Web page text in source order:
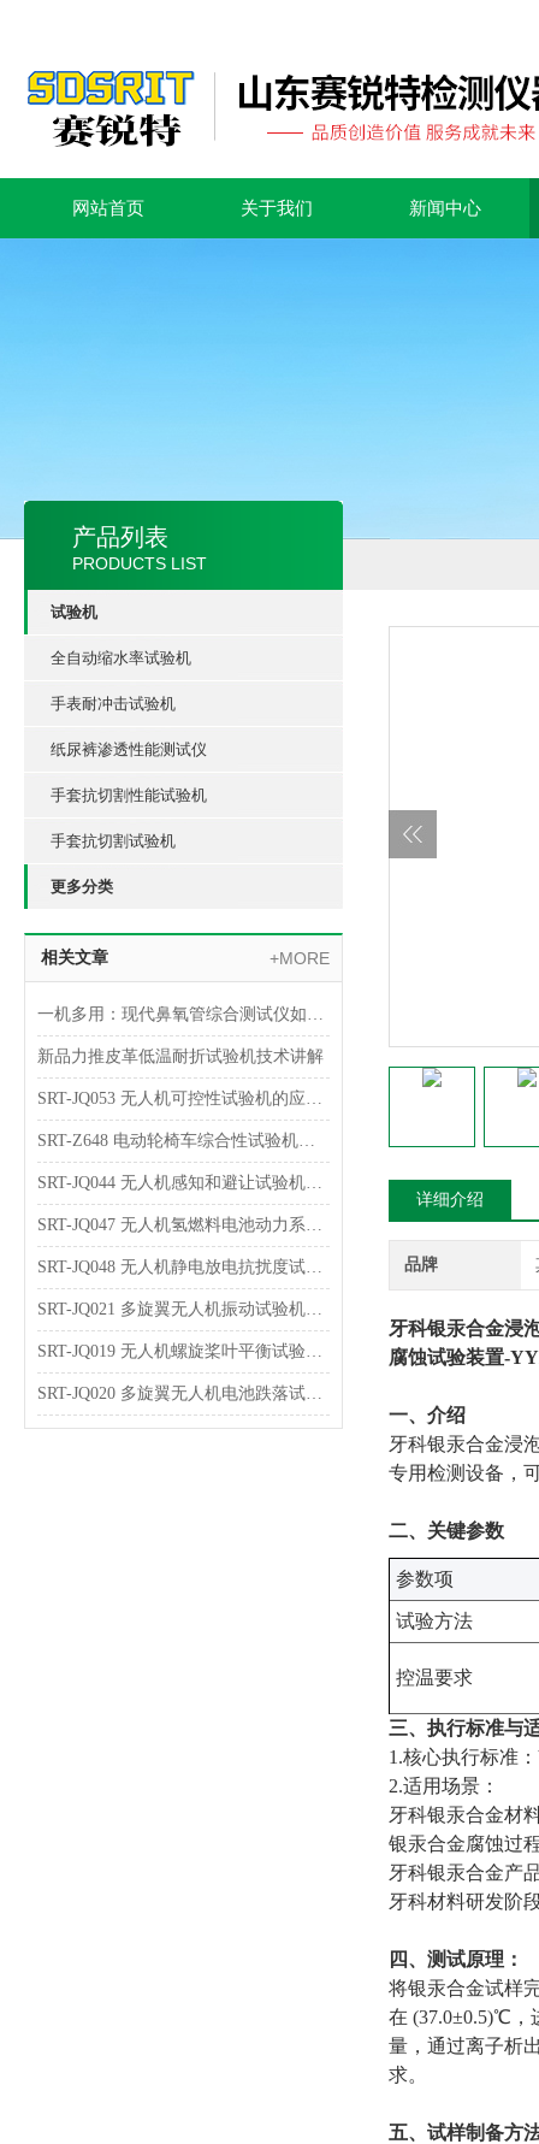
网站首页 关于我们 新闻中心
产品列表
PRODUCTS LIST
试验机
全自动缩水率试验机
手表耐冲击试验机
纸尿裤渗透性能测试仪
手套抗切割性能试验机
手套抗切割试验机
更多分类
相关文章 +MORE
一机多用：现代鼻氧管综合测试仪如何实现多参数一体化检测
新品力推皮革低温耐折试验机技术讲解
SRT-JQ053 无人机可控性试验机的应用介绍 可按需定制
SRT-Z648 电动轮椅车综合性试验机的特点有哪些
SRT-JQ044 无人机感知和避让试验机可以用在哪些方面
SRT-JQ047 无人机氢燃料电池动力系统试验机的简单介绍 按需定制
SRT-JQ048 无人机静电放电抗扰度试验机的应用介绍 提供技术指导
SRT-JQ021 多旋翼无人机振动试验机的应用介绍 技术说明
SRT-JQ019 无人机螺旋桨叶平衡试验机简单介绍 质量保证
SRT-JQ020 多旋翼无人机电池跌落试验机简单介绍 质量保证
详细介绍
品牌
牙科银汞合金浸
腐蚀试验装置-
‌一、介绍
牙科银汞合金浸
专用检测设备，
‌二、关键参数
‌参数项‌
试验方法
控温要求
三、执行标准与
1.核心执行标准
2.适用场景：
牙科银汞合金材
银汞合金腐蚀过
牙科银汞合金产
牙科材料研发阶
四、测试原理：
将银汞合金试样
在 (37.0±0.5)℃，
量，通过离子析
求。
五、试样制备方